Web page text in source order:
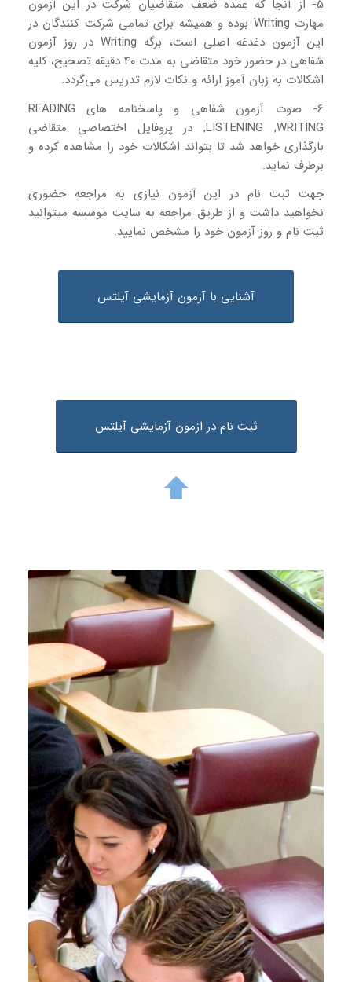
5- از آنجا که عمده ضعف متقاضیان شرکت در این آزمون
مهارت Writing بوده و همیشه برای تمامی شرکت کنندگان در
این آزمون دغدغه اصلی است، برگه Writing در روز آزمون
شفاهی در حضور خود متقاضی به مدت 40 دقیقه تصحیح، کلیه
اشکالات به زبان آموز ارائه و نکات لازم تدریس می‌گردد.
6- صوت آزمون شفاهی و پاسخنامه های READING
,LISTENING ,WRITING در پروفایل اختصاصی متقاضی
بارگذاری خواهد شد تا بتواند اشکالات خود را مشاهده کرده و
برطرف نماید.
جهت ثبت نام در این آزمون نیازی به مراجعه حضوری
نخواهید داشت و از طریق مراجعه به سایت موسسه میتوانید
ثبت نام و روز آزمون خود را مشخص نمایید.
آشنایی با آزمون آزمایشی آیلتس
ثبت نام در ازمون آزمایشی آیلتس